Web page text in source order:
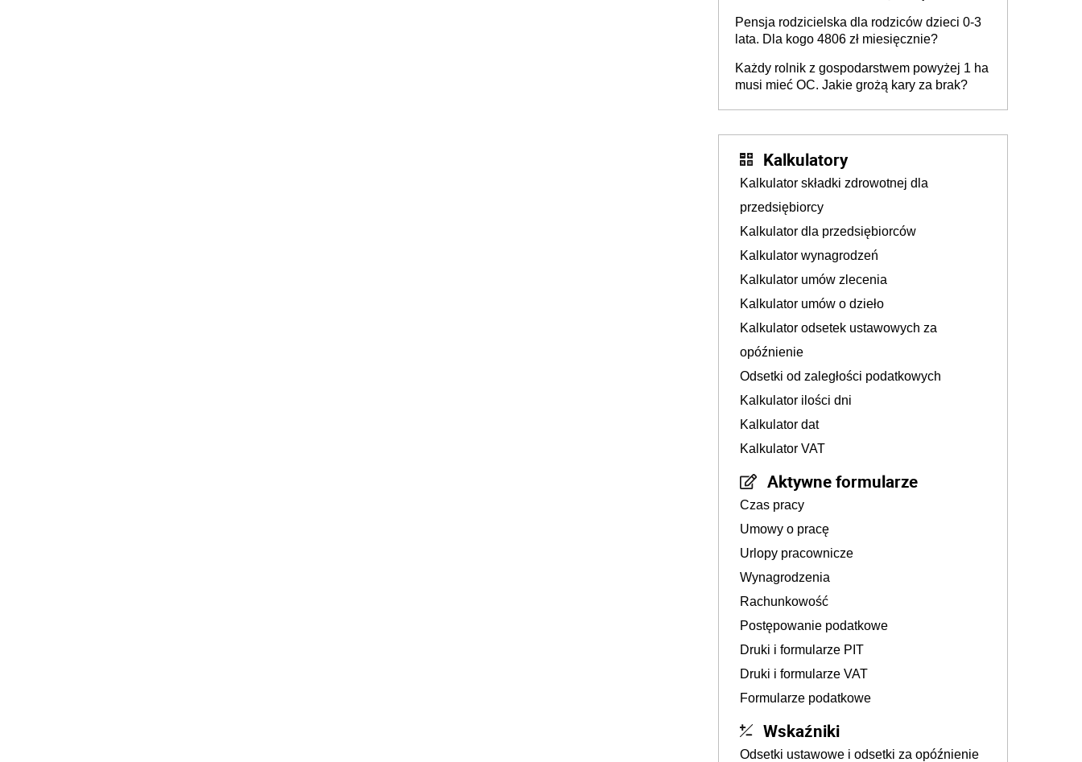
Pensja rodzicielska dla rodziców dzieci 0-3
lata. Dla kogo 4806 zł miesięcznie?
Każdy rolnik z gospodarstwem powyżej 1 ha
musi mieć OC. Jakie grożą kary za brak?
Kalkulatory
Kalkulator składki zdrowotnej dla
przedsiębiorcy
Kalkulator dla przedsiębiorców
Kalkulator wynagrodzeń
Kalkulator umów zlecenia
Kalkulator umów o dzieło
Kalkulator odsetek ustawowych za
opóźnienie
Odsetki od zaległości podatkowych
Kalkulator ilości dni
Kalkulator dat
Kalkulator VAT
Aktywne formularze
Czas pracy
Umowy o pracę
Urlopy pracownicze
Wynagrodzenia
Rachunkowość
Postępowanie podatkowe
Druki i formularze PIT
Druki i formularze VAT
Formularze podatkowe
Wskaźniki
Odsetki ustawowe i odsetki za opóźnienie